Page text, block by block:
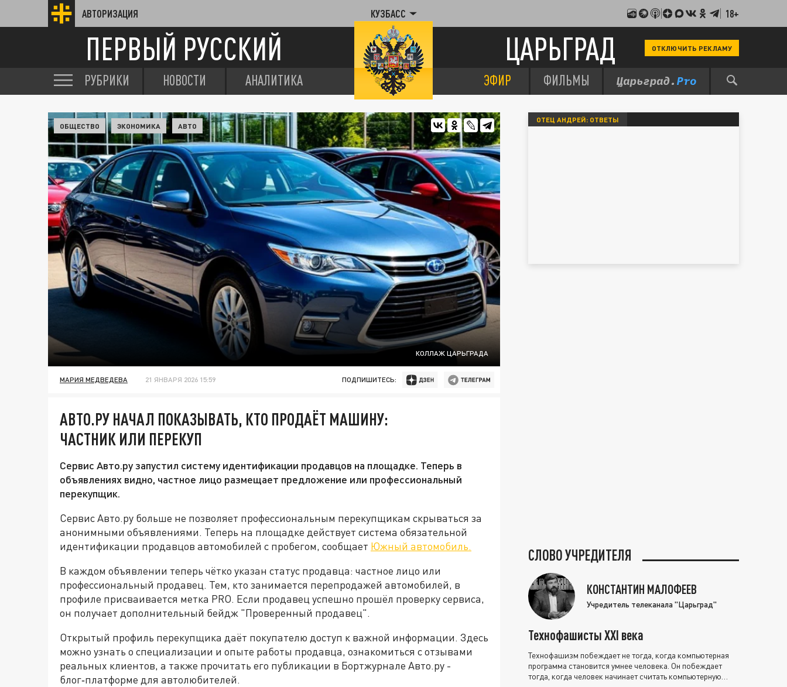
АВТОРИЗАЦИЯ КУЗБАСС 18+
ПЕРВЫЙ РУССКИЙ ЦАРЬГРАД ОТКЛЮЧИТЬ РЕКЛАМУ
РУБРИКИ НОВОСТИ АНАЛИТИКА ЭФИР ФИЛЬМЫ
КОЛЛАЖ ЦАРЬГРАДА
ОБЩЕСТВО ЭКОНОМИКА АВТО
МАРИЯ МЕДВЕДЕВА 21 ЯНВАРЯ 2026 15:59 ПОДПИШИТЕСЬ:
АВТО.РУ НАЧАЛ ПОКАЗЫВАТЬ, КТО ПРОДАЁТ МАШИНУ:
ЧАСТНИК ИЛИ ПЕРЕКУП
Сервис Авто.ру запустил систему идентификации продавцов на площадке. Теперь в
объявлениях видно, частное лицо размещает предложение или профессиональный
перекупщик.
Сервис Авто.ру больше не позволяет профессиональным перекупщикам скрываться за
анонимными объявлениями. Теперь на площадке действует система обязательной
идентификации продавцов автомобилей с пробегом, сообщает Южный автомобиль.
В каждом объявлении теперь чётко указан статус продавца: частное лицо или
профессиональный продавец. Тем, кто занимается перепродажей автомобилей, в
профиле присваивается метка PRO. Если продавец успешно прошёл проверку сервиса,
он получает дополнительный бейдж "Проверенный продавец".
Открытый профиль перекупщика даёт покупателю доступ к важной информации. Здесь
можно узнать о специализации и опыте работы продавца, ознакомиться с отзывами
реальных клиентов, а также прочитать его публикации в Бортжурнале Авто.ру -
блог‑платформе для автолюбителей.
ОТЕЦ АНДРЕЙ: ОТВЕТЫ
СЛОВО УЧРЕДИТЕЛЯ
КОНСТАНТИН МАЛОФЕЕВ
Учредитель телеканала "Царьград"
Технофашисты XXI века
Технофашизм побеждает не тогда, когда компьютерная
программа становится умнее человека. Он побеждает
тогда, когда человек начинает считать компьютерную